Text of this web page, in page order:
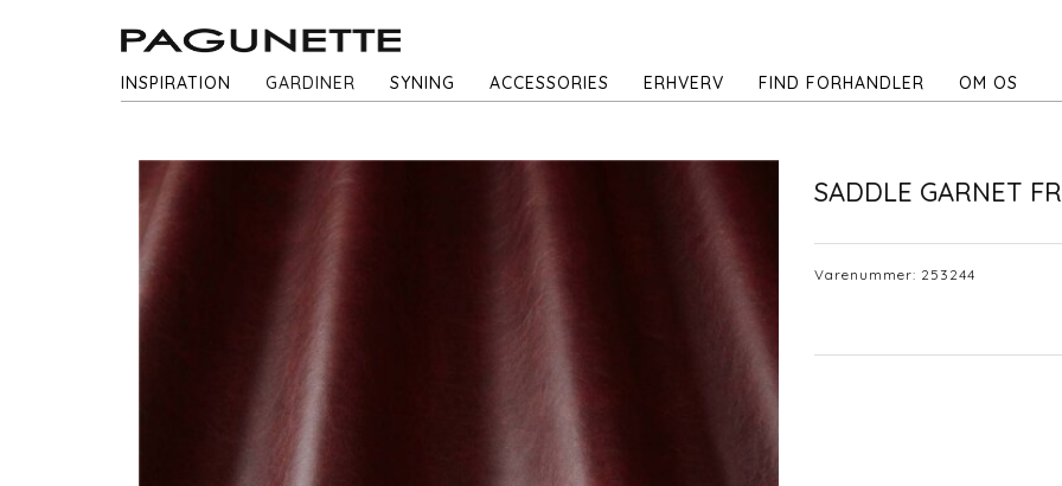
INSPIRATION GARDINER SYNING ACCESSORIES ERHVERV FIND FORHANDLER OM OS
SADDLE GARNET
Varenummer: 253244